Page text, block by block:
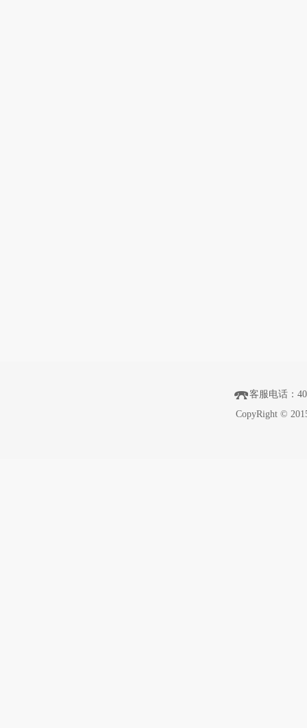
客服电话 ：
CopyRight ©